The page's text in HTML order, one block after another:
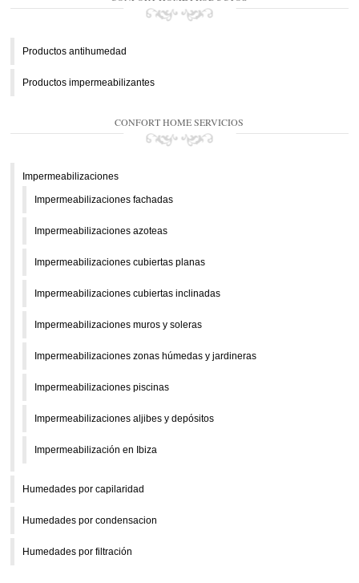
Productos antihumedad
Productos impermeabilizantes
CONFORT HOME SERVICIOS
Impermeabilizaciones
Impermeabilizaciones fachadas
Impermeabilizaciones azoteas
Impermeabilizaciones cubiertas planas
Impermeabilizaciones cubiertas inclinadas
Impermeabilizaciones muros y soleras
Impermeabilizaciones zonas húmedas y jardineras
Impermeabilizaciones piscinas
Impermeabilizaciones aljibes y depósitos
Impermeabilización en Ibiza
Humedades por capilaridad
Humedades por condensacion
Humedades por filtración